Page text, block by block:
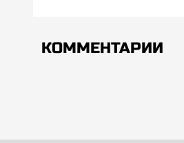
КОММЕНТАРИИ